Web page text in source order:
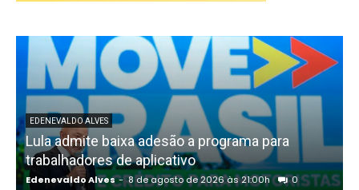
EDENEVALDO ALVES
Lula admite baixa adesão a programa para
trabalhadores de aplicativo
Edenevaldo Alves - 8 de agosto de 2026 às 21:00h 0